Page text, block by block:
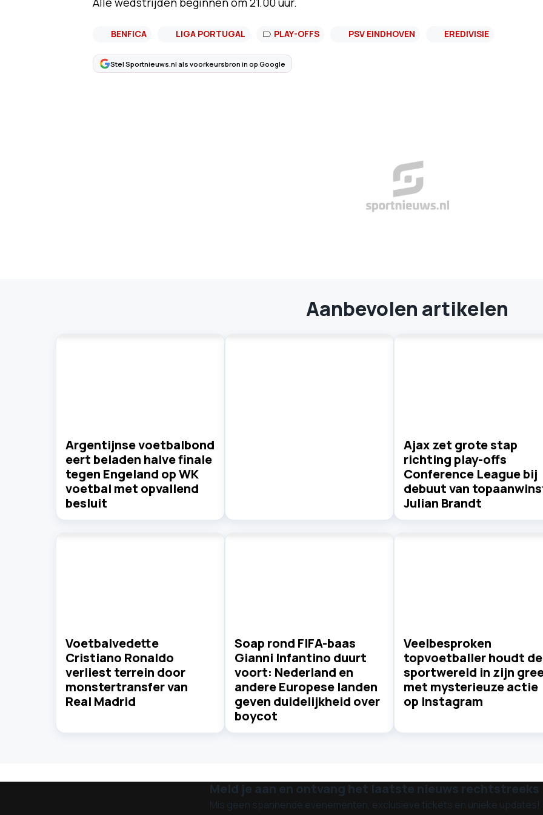
BENFICA LIGA PORTUGAL PLAY-OFFS PSV EINDHOVEN EREDIVISIE
Stel Sportnieuws.nl als voorkeursbron in op Google
Aanbevolen artikelen
Argentijnse voetbalbond
eert beladen halve finale
tegen Engeland op WK
voetbal met opvallend
besluit
Ajax zet grote stap
richting play-offs
Conference League bij
debuut van
Julian Brandt
Voetbalvedette
Cristiano Ronaldo
verliest terrein door
monstertransfer van
Real Madrid
Soap rond FIFA-baas
Gianni Infantino duurt
voort: Nederland en
andere Europese landen
geven duidelijkheid over
boycot
Veelbesproken
topvoetballer houdt de
sportwereld in zijn
met mysterieuze actie
op Instagram
Meld je aan en ontvang het laatste nieuws rechtstreeks
Mis geen spannende evenementen, exclusieve tickets en unieke updates!